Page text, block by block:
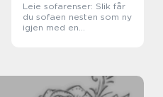
Leie sofarenser: Slik får
du sofaen nesten som ny
igjen med en